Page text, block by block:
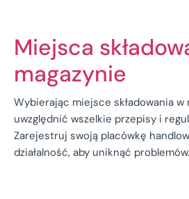
Miejsca
magazynie
Wybierając miejsce składowania w
uwzględnić wszelkie przepisy i
Zarejestruj swoją placówkę
działalność, aby uniknąć problemów.